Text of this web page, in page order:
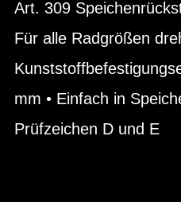
Art. 309
Für alle Radgrößen
mm • Einfach in
Prüfzeichen D und E